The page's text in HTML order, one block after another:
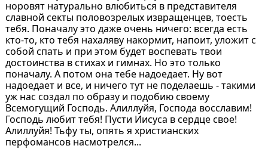
норовят натурально влюбиться в представителя
славной секты половозрелых извращенцев, тоесть
тебя. Поначалу это даже очень ничего: всегда есть
кто-то, кто тебя нахаляву накормит, напоит, уложит с
собой спать и при этом будет воспевать твои
достоинства в стихах и гимнах. Но это только
поначалу. А потом она тебе надоедает. Ну вот
надоедает и все, и ничего тут не поделаешь - такими
уж нас создал по образу и подобию своему
Всемогущий Господь. Алиллуйя, Господа восславим!
Господь любит тебя! Пусти Иисуса в сердце свое!
Алиллуйя! Тьфу ты, опять я христианских
перфомансов насмотрелся...